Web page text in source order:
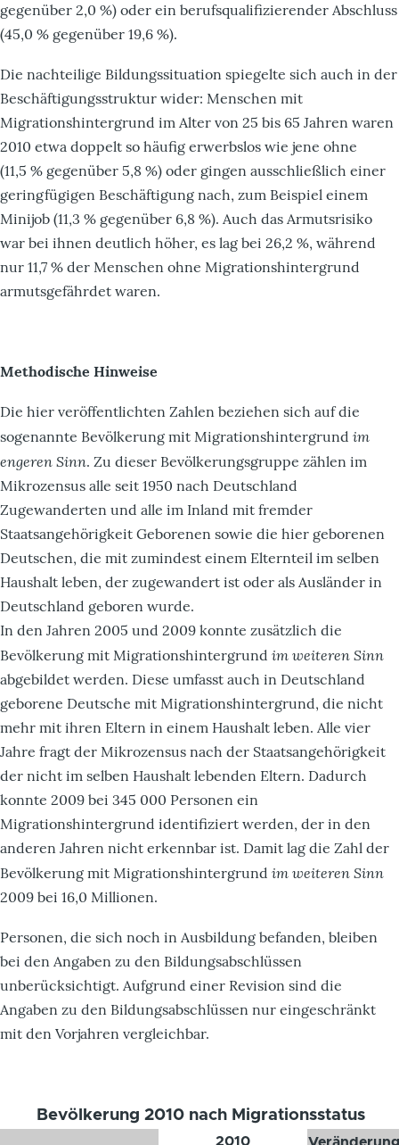
gegenüber 2,0 %) oder ein berufsqualifizierender Abschluss
(45,0 % gegenüber 19,6 %).
Die nachteilige Bildungssituation spiegelte sich auch in der
Beschäftigungsstruktur wider: Menschen mit
Migrationshintergrund im Alter von 25 bis 65 Jahren waren
2010 etwa doppelt so häufig erwerbslos wie jene ohne
(11,5 % gegenüber 5,8 %) oder gingen ausschließlich einer
geringfügigen Beschäftigung nach, zum Beispiel einem
Minijob (11,3 % gegenüber 6,8 %). Auch das Armutsrisiko
war bei ihnen deutlich höher, es lag bei 26,2 %, während
nur 11,7 % der Menschen ohne Migrationshintergrund
armutsgefährdet waren.
Methodische Hinweise
Die hier veröffentlichten Zahlen beziehen sich auf die
sogenannte Bevölkerung mit Migrationshintergrund im
engeren Sinn. Zu dieser Bevölkerungsgruppe zählen im
Mikrozensus alle seit 1950 nach Deutschland
Zugewanderten und alle im Inland mit fremder
Staatsangehörigkeit Geborenen sowie die hier geborenen
Deutschen, die mit zumindest einem Elternteil im selben
Haushalt leben, der zugewandert ist oder als Ausländer in
Deutschland geboren wurde.
In den Jahren 2005 und 2009 konnte zusätzlich die
Bevölkerung mit Migrationshintergrund im weiteren Sinn
abgebildet werden. Diese umfasst auch in Deutschland
geborene Deutsche mit Migrationshintergrund, die nicht
mehr mit ihren Eltern in einem Haushalt leben. Alle vier
Jahre fragt der Mikrozensus nach der Staatsangehörigkeit
der nicht im selben Haushalt lebenden Eltern. Dadurch
konnte 2009 bei 345 000 Personen ein
Migrationshintergrund identifiziert werden, der in den
anderen Jahren nicht erkennbar ist. Damit lag die Zahl der
Bevölkerung mit Migrationshintergrund im weiteren Sinn
2009 bei 16,0 Millionen.
Personen, die sich noch in Ausbildung befanden, bleiben
bei den Angaben zu den Bildungsabschlüssen
unberücksichtigt. Aufgrund einer Revision sind die
Angaben zu den Bildungsabschlüssen nur eingeschränkt
mit den Vorjahren vergleichbar.
Bevölkerung 2010 nach Migrationsstatus
2010